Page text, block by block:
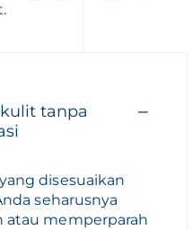
tanpa
disesuaikan
seharusnya
memperparah